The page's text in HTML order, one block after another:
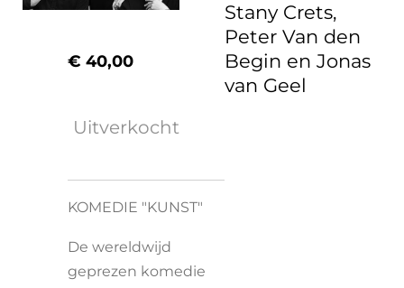
Stany Crets,
Peter Van den
Begin en Jonas
van Geel
€ 40,00
Uitverkocht
KOMEDIE "KUNST"
De wereldwijd
geprezen komedie